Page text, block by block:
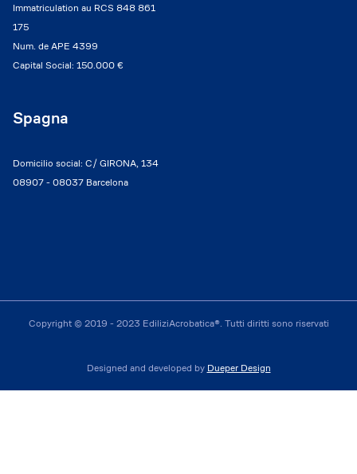
Immatriculation au RCS 848 861
175
Num. de APE 4399
Capital Social: 150.000 €
Spagna
Domicilio social: C/ GIRONA, 134
08907 - 08037 Barcelona
Copyright © 2019 - 2023 EdiliziAcrobatica®. Tutti diritti sono riservati
Designed and developed by Dueper Design